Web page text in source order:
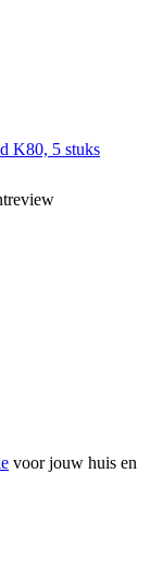
K80, 5 stuks
voor jouw huis en